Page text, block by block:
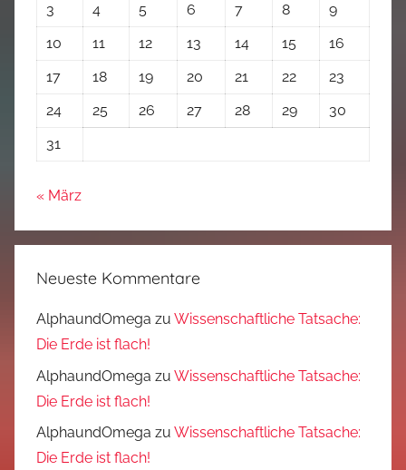
3
4 5 6 7 8
9
10
11 12 13 14 15
16
17
18 19 20 21 22
23
24
25 26 27 28 29
30
31
« März
Neueste Kommentare
AlphaundOmega zu Wissenschaftliche Tatsache:
Die Erde ist flach!
AlphaundOmega zu Wissenschaftliche Tatsache:
Die Erde ist flach!
AlphaundOmega zu Wissenschaftliche Tatsache:
Die Erde ist flach!